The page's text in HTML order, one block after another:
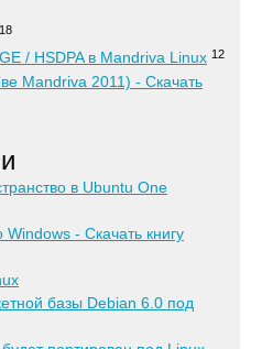
18
/ HSDPA в Mandriva Linux 12
Mandriva 2011) - Скачать
в Ubuntu One
- Скачать книгу
базы Debian 6.0 под